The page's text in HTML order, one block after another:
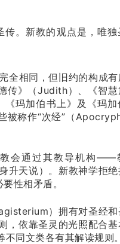
。新教的观点是，唯独
全相同，但旧约的构成有
》（Judith）、《智慧
玛加伯书上》及《玛加
称作“次经”（
教会通过其教导机构——
升天说）。新教神学拒绝
性相矛盾。
）拥有对圣经
，依靠圣灵的光照配合基
同文类各有其解读规则。